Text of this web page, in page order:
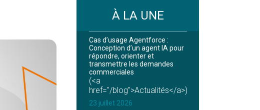
À LA UNE
Cas d’usage Agentforce :
Conception d’un agent IA pour
répondre, orienter et
transmettre les demandes
commerciales
(<a
href="/blog">Actualités</a>)
23 juillet 2026